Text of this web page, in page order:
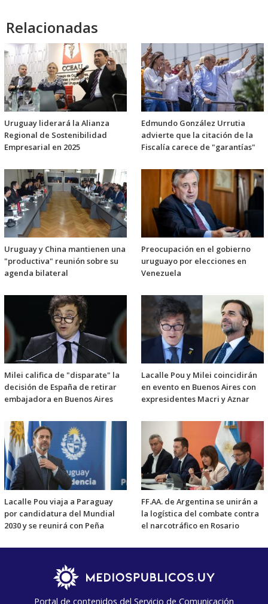
Relacionadas
Uruguay liderará la Alianza
Regional de Sostenibilidad
Empresarial en 2025
Edmundo González Urrutia
advierte que la citación de la
Fiscalía carece de "garantías"
Uruguay y China mantienen una
"productiva" reunión sobre su
agenda bilateral
Preocupación en el gobierno
uruguayo por elecciones en
Venezuela
Milei califica de "disparate" la
decisión de España de retirar
embajadora en Buenos Aires
Lacalle Pou y Milei coincidirán
en evento en Buenos Aires con
expresidentes Macri y Aznar
Lacalle Pou viaja a Paraguay
por candidatura del Mundial
2030 y se reunirá con Peña
FF.AA. de Argentina se unirán a
la logística del combate contra
el narcotráfico en Rosario
Portal de contenidos del Servicio de Comunicación